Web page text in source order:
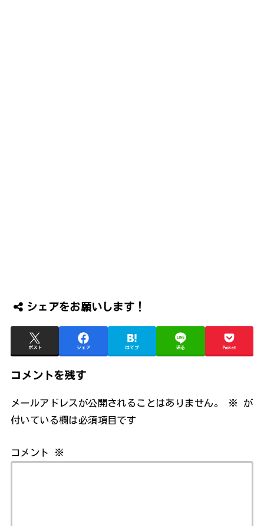
シェアをお願いします！
ポスト シェア はてブ 送る Pocket
コメントを残す
メールアドレスが公開されることはありません。 ※
が
付いている欄は必須項目です
コメント ※